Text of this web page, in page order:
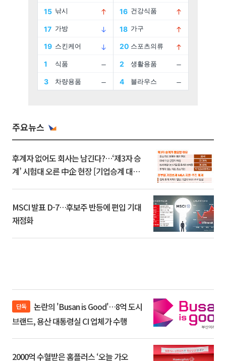
주요뉴스
후계자 없어도 회사는 남긴다?…‘제3자 승
계’ 시험대 오른 中企 현장 [기업승계 대전
MSCI 발표 D-7…후보주 반등에 편입 기대
재점화
단독
브랜드, 용산 대통령실 CI 업체가 수행
2000억 수혈받은 홈플러스 ‘오늘 가오